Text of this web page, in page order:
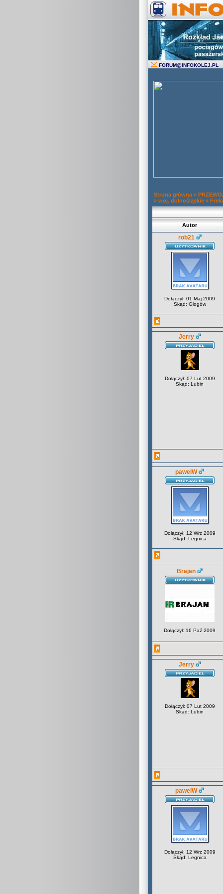
FORUM@INFOKOLEJ.PL
Strona główna »
» woj. dolnośląskie »
Autor
rob21
Dołączył: 01 Maj 2009
Skąd: Głogów
Jerry
Dołączył: 07 Lut 2009
Skąd: Lubin
pawelW
Dołączył: 12 Wrz 2009
Skąd: Legnica
Brajan
Dołączył: 16 Paź 2009
Jerry
Dołączył: 07 Lut 2009
Skąd: Lubin
pawelW
Dołączył: 12 Wrz 2009
Skąd: Legnica